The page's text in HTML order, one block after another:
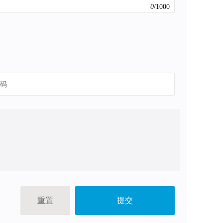
0/1000